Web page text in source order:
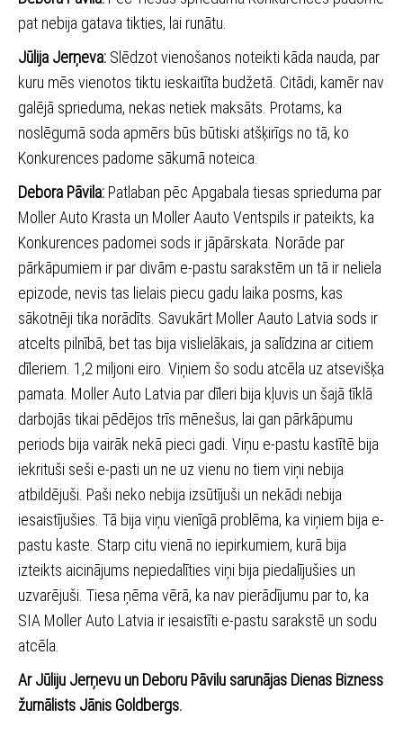
pat nebija gatava tikties, lai runātu.
Jūlija Jerņeva: Slēdzot vienošanos noteikti kāda nauda, par
kuru mēs vienotos tiktu ieskaitīta budžetā. Citādi, kamēr nav
galējā sprieduma, nekas netiek maksāts. Protams, ka
noslēgumā soda apmērs būs būtiski atšķirīgs no tā, ko
Konkurences padome sākumā noteica.
Debora Pāvila: Patlaban pēc Apgabala tiesas sprieduma par
Moller Auto Krasta un Moller Aauto Ventspils ir pateikts, ka
Konkurences padomei sods ir jāpārskata. Norāde par
pārkāpumiem ir par divām e-pastu sarakstēm un tā ir neliela
epizode, nevis tas lielais piecu gadu laika posms, kas
sākotnēji tika norādīts. Savukārt Moller Aauto Latvia sods ir
atcelts pilnībā, bet tas bija vislielākais, ja salīdzina ar citiem
dīleriem. 1,2 miljoni eiro. Viņiem šo sodu atcēla uz atsevišķa
pamata. Moller Auto Latvia par dīleri bija kļuvis un šajā tīklā
darbojās tikai pēdējos trīs mēnešus, lai gan pārkāpumu
periods bija vairāk nekā pieci gadi. Viņu e-pastu kastītē bija
iekrituši seši e-pasti un ne uz vienu no tiem viņi nebija
atbildējuši. Paši neko nebija izsūtījuši un nekādi nebija
iesaistījušies. Tā bija viņu vienīgā problēma, ka viņiem bija e-
pastu kaste. Starp citu vienā no iepirkumiem, kurā bija
izteikts aicinājums nepiedalīties viņi bija piedalījušies un
uzvarējuši. Tiesa ņēma vērā, ka nav pierādījumu par to, ka
SIA Moller Auto Latvia ir iesaistīti e-pastu sarakstē un sodu
atcēla.
Ar Jūliju Jerņevu un Deboru Pāvilu sarunājas Dienas Bizness
žurnālists Jānis Goldbergs.